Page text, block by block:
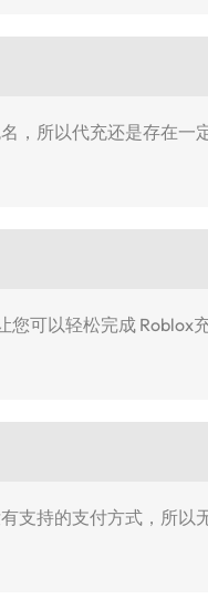
，所以代充还是存在一
可以轻松完成 Roblox
支持的支付方式，所以